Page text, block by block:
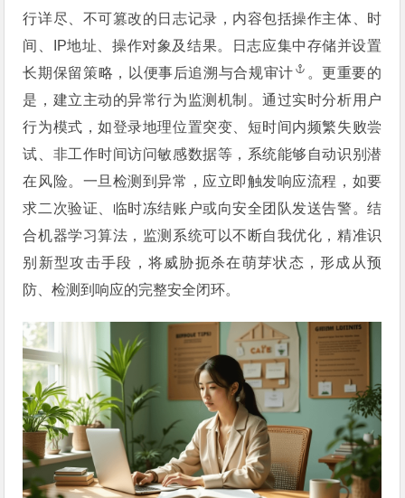
行详尽、不可篡改的日志记录，内容包括操作主体、时
间、IP地址、操作对象及结果。日志应集中存储并设置
长期保留策略，以便事后追溯与合规审计
。更重要的
是，建立主动的异常行为监测机制。通过实时分析用户
行为模式，如登录地理位置突变、短时间内频繁失败尝
试、非工作时间访问敏感数据等，系统能够自动识别潜
在风险。一旦检测到异常，应立即触发响应流程，如要
求二次验证、临时冻结账户或向安全团队发送告警。结
合机器学习算法，监测系统可以不断自我优化，精准识
别新型攻击手段，将威胁扼杀在萌芽状态，形成从预
防、检测到响应的完整安全闭环。